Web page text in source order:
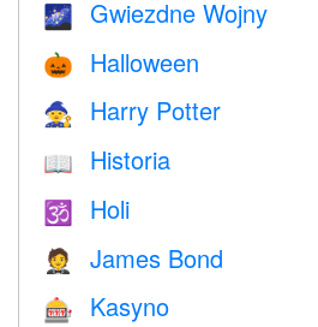
🌌 Gwiezdne Wojny
🎃 Halloween
🧙 Harry Potter
📖 Historia
🕉 Holi
🤵 James Bond
🎰 Kasyno